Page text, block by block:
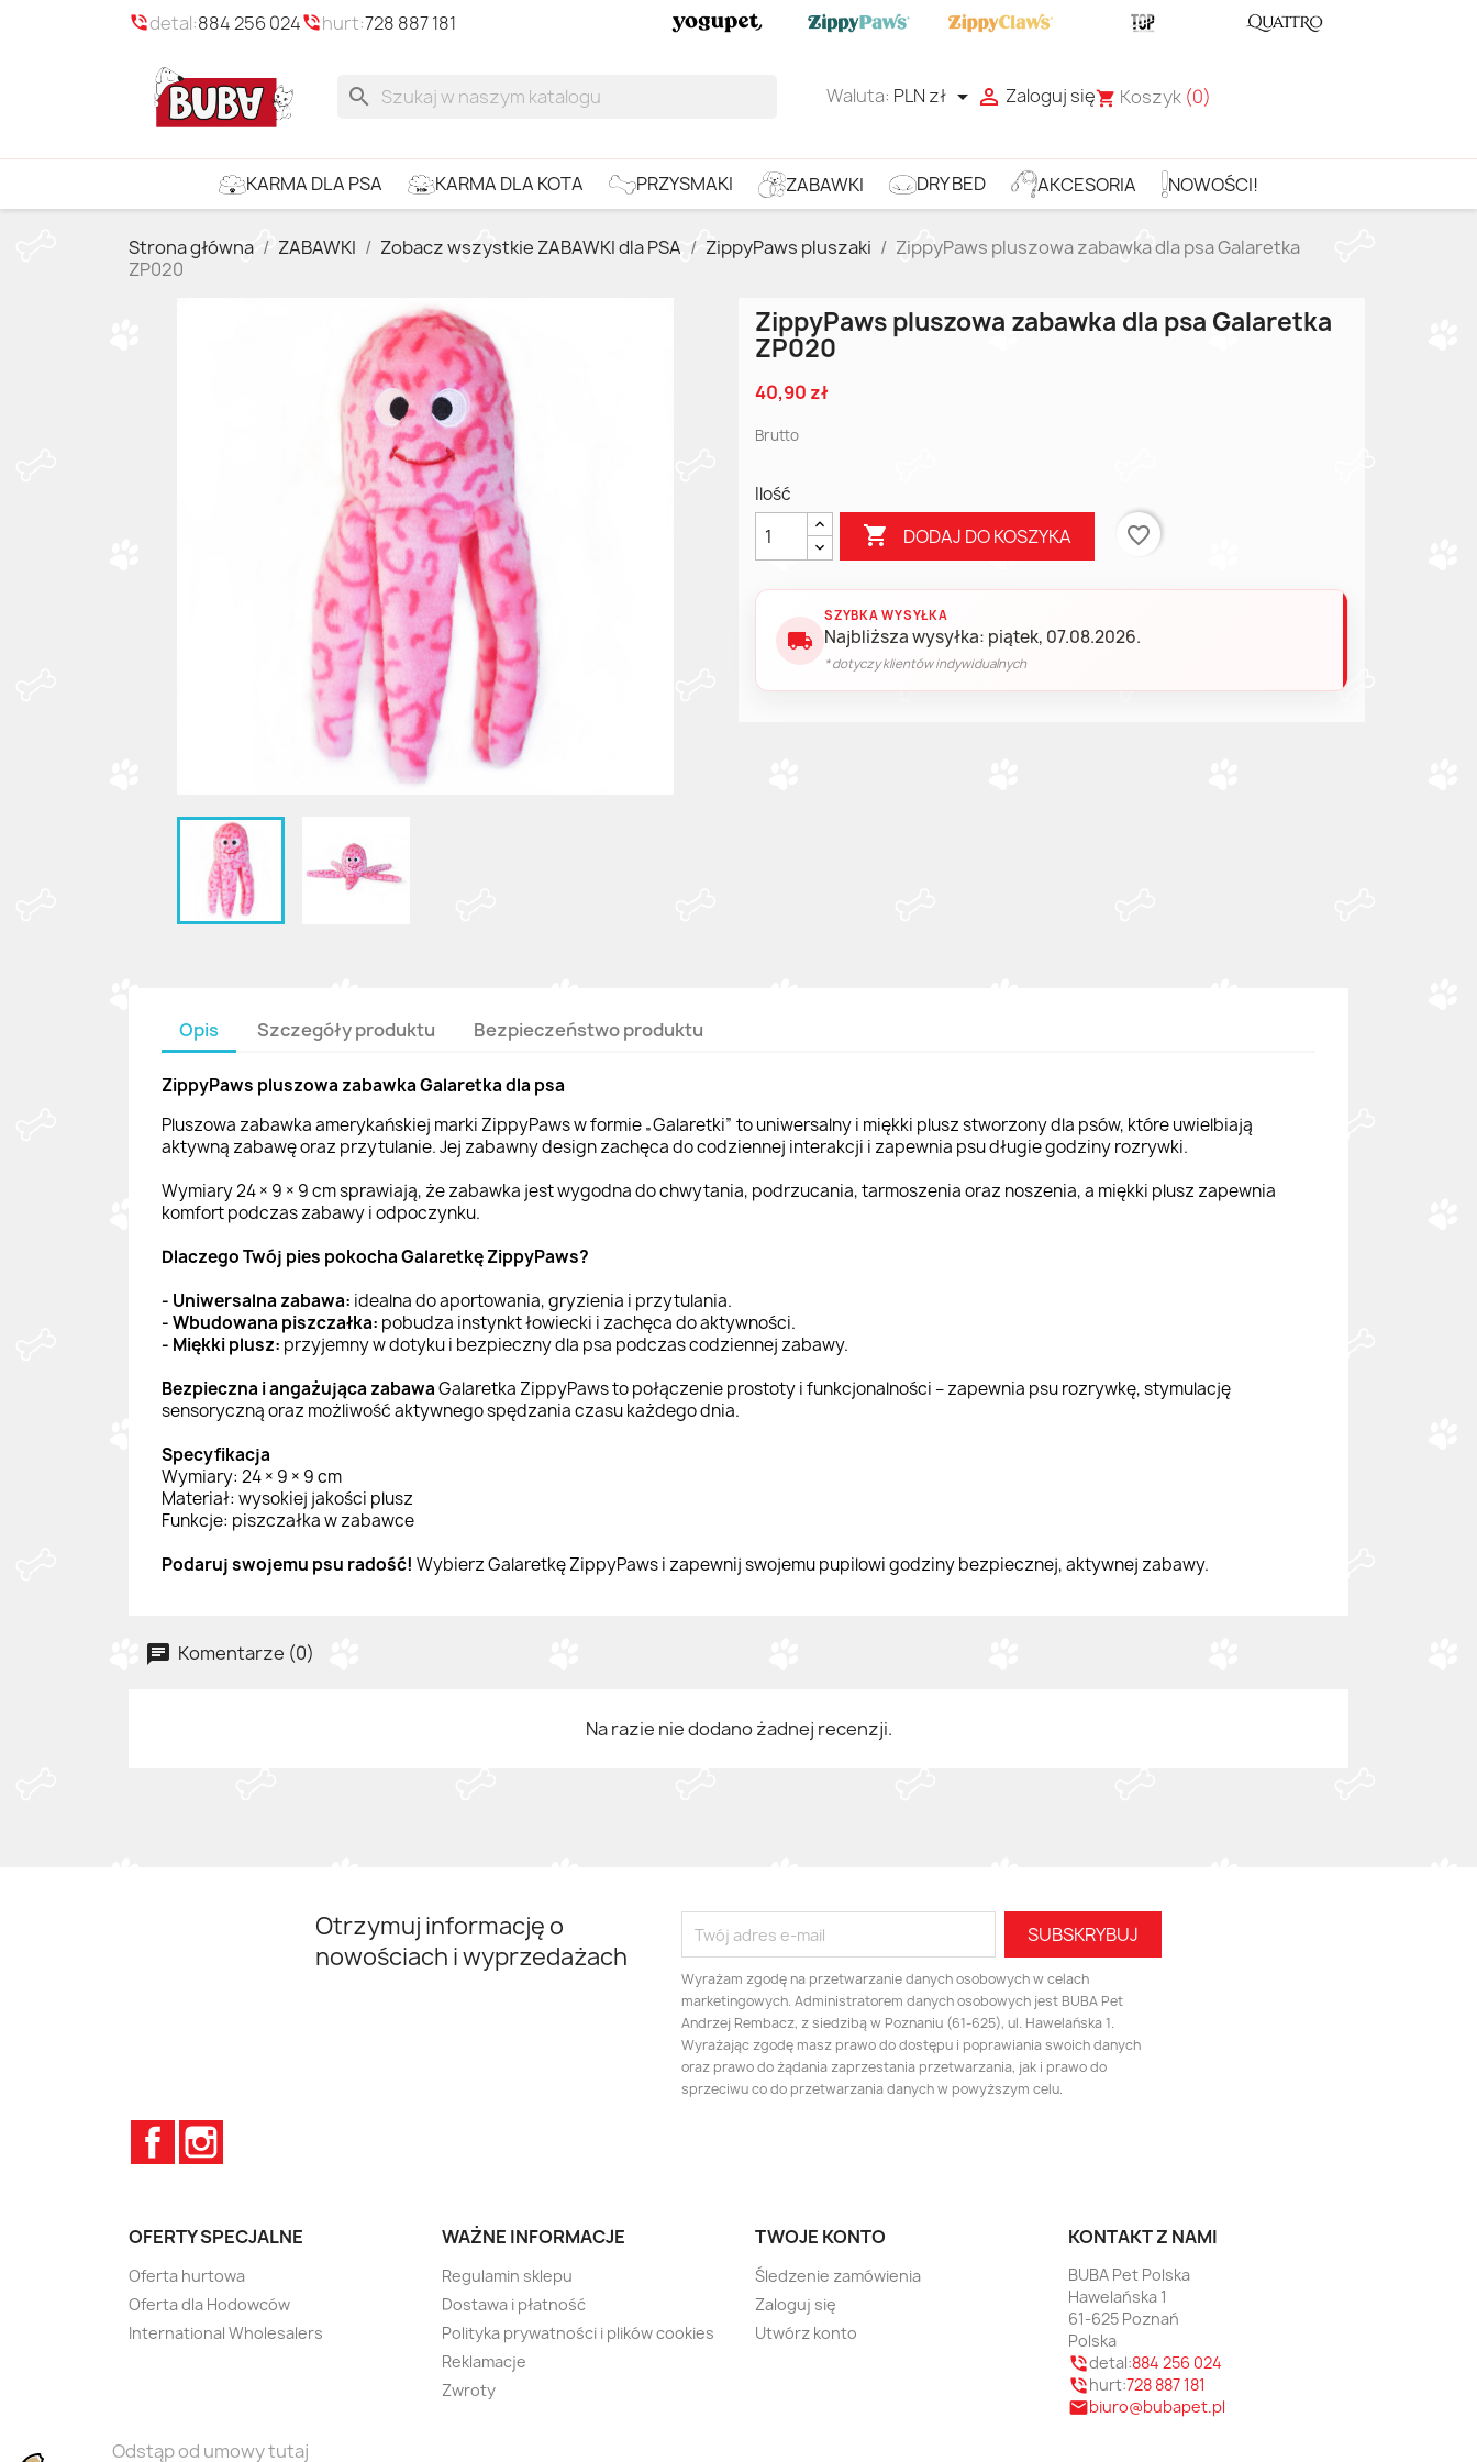
phone_in_talkdetal:884 256 024phone_in_talkhurt:728 887 181
search Waluta: PLN zł   Zaloguj sięshopping_cart Koszyk (0)
KARMA DLA PSA KARMA DLA KOTA PRZYSMAKI ZABAWKI DRY BED AKCESORIA NOWOŚCI!
Strona główna ZABAWKI Zobacz wszystkie ZABAWKI dla PSA ZippyPaws pluszaki
ZippyPaws pluszowa zabawka dla psa Galaretka
ZP020
ZippyPaws pluszowa zabawka dla psa Galaretka
ZP020
40,90 zł
Brutto
Ilość
 DODAJ DO KOSZYKA favorite_border
local_shipping
SZYBKA WYSYŁKA
Najbliższa wysyłka: piątek, 07.08.2026.
* dotyczy klientów indywidualnych
Opis Szczegóły produktu Bezpieczeństwo produktu
ZippyPaws pluszowa zabawka Galaretka dla psa
Pluszowa zabawka amerykańskiej marki ZippyPaws w formie „Galaretki” to uniwersalny i miękki plusz stworzony dla psów, które uwielbiają
aktywną zabawę oraz przytulanie. Jej zabawny design zachęca do codziennej interakcji i zapewnia psu długie godziny rozrywki.
Wymiary 24 × 9 × 9 cm sprawiają, że zabawka jest wygodna do chwytania, podrzucania, tarmoszenia oraz noszenia, a miękki plusz zapewnia
komfort podczas zabawy i odpoczynku.
Dlaczego Twój pies pokocha Galaretkę ZippyPaws?
- Uniwersalna zabawa: idealna do aportowania, gryzienia i przytulania.
- Wbudowana piszczałka: pobudza instynkt łowiecki i zachęca do aktywności.
- Miękki plusz: przyjemny w dotyku i bezpieczny dla psa podczas codziennej zabawy.
Bezpieczna i angażująca zabawaGalaretka ZippyPaws to połączenie prostoty i funkcjonalności – zapewnia psu rozrywkę, stymulację
sensoryczną oraz możliwość aktywnego spędzania czasu każdego dnia.
Specyfikacja
Wymiary: 24 × 9 × 9 cm
Materiał: wysokiej jakości plusz
Funkcje: piszczałka w zabawce
Podaruj swojemu psu radość! Wybierz Galaretkę ZippyPaws i zapewnij swojemu pupilowi godziny bezpiecznej, aktywnej zabawy.
Komentarze (0)
Na razie nie dodano żadnej recenzji.
Otrzymuj informację o
nowościach i wyprzedażach
Wyrażam zgodę na przetwarzanie danych osobowych w celach
marketingowych. Administratorem danych osobowych jest BUBA Pet
Andrzej Rembacz, z siedzibą w Poznaniu (61-625), ul. Hawelańska 1.
Wyrażając zgodę masz prawo do dostępu i poprawiania swoich danych
oraz prawo do żądania zaprzestania przetwarzania, jak i prawo do
sprzeciwu co do przetwarzania danych w powyższym celu.
Facebook
OFERTY SPECJALNE
Oferta hurtowa
Oferta dla Hodowców
International Wholesalers
WAŻNE INFORMACJE
Regulamin sklepu
Dostawa i płatność
Polityka prywatności i plików cookies
Reklamacje
Zwroty
TWOJE KONTO
Śledzenie zamówienia
Zaloguj się
Utwórz konto
KONTAKT Z NAMI
BUBA Pet Polska
Hawelańska 1
61-625 Poznań
Polska
phone_in_talkdetal:884 256 024
phone_in_talkhurt:728 887 181
emailbiuro@bubapet.pl
Odstąp od umowy tutaj